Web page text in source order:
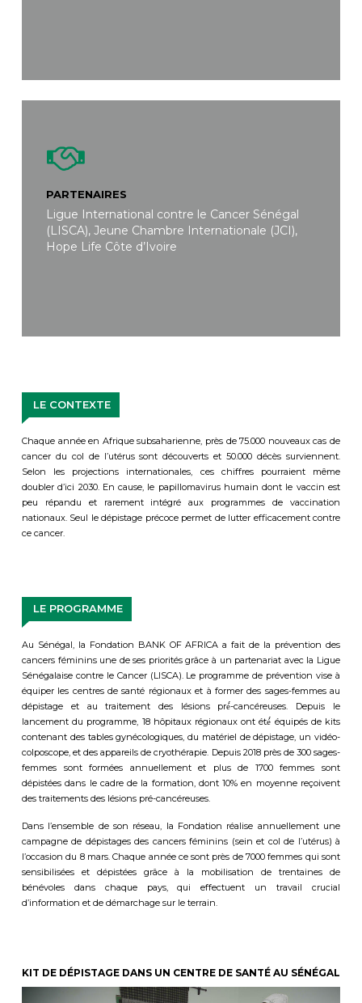
PARTENAIRES
Ligue International contre le Cancer Sénégal
(LISCA), Jeune Chambre Internationale (JCI),
Hope Life Côte d’Ivoire
LE CONTEXTE
Chaque année en Afrique subsaharienne, près de 75.000 nouveaux cas de
cancer du col de l’utérus sont découverts et 50.000 décès surviennent.
Selon les projections internationales, ces chiffres pourraient même
doubler d’ici 2030. En cause, le papillomavirus humain dont le vaccin est
peu répandu et rarement intégré aux programmes de vaccination
nationaux. Seul le dépistage précoce permet de lutter efficacement contre
ce cancer.
LE PROGRAMME
Au Sénégal, la Fondation BANK OF AFRICA a fait de la prévention des
cancers féminins une de ses priorités grâce à un partenariat avec la Ligue
Sénégalaise contre le Cancer (LISCA). Le programme de prévention vise a
équiper les centres de santé régionaux et à former des sages-femmes au
dépistage et au traitement des lésions pré́-cancéreuses. Depuis le
lancement du programme, 18 hôpitaux régionaux ont été́ équipés de kits
contenant des tables gynécologiques, du matériel de dépistage, un vidéo-
colposcope, et des appareils de cryothérapie. Depuis 2018 près de 300 sages-
femmes sont formées annuellement et plus de 1700 femmes sont
dépistées dans le cadre de la formation, dont 10% en moyenne reçoivent
des traitements des lésions pré-cancéreuses.
Dans l’ensemble de son réseau, la Fondation réalise annuellement une
campagne de dépistages des cancers féminins (sein et col de l’utérus) à
l’occasion du 8 mars. Chaque année cesont près de 7000 femmes qui sont
sensibilisées et dépistées grâce à la mobilisation de trentaines de
bénévoles dans chaque pays, qui effectuent un travail crucial
d’information et de démarchage sur le terrain.
KIT DE DÉPISTAGE DANS UN CENTRE DE SANTÉ AU SÉNÉGAL